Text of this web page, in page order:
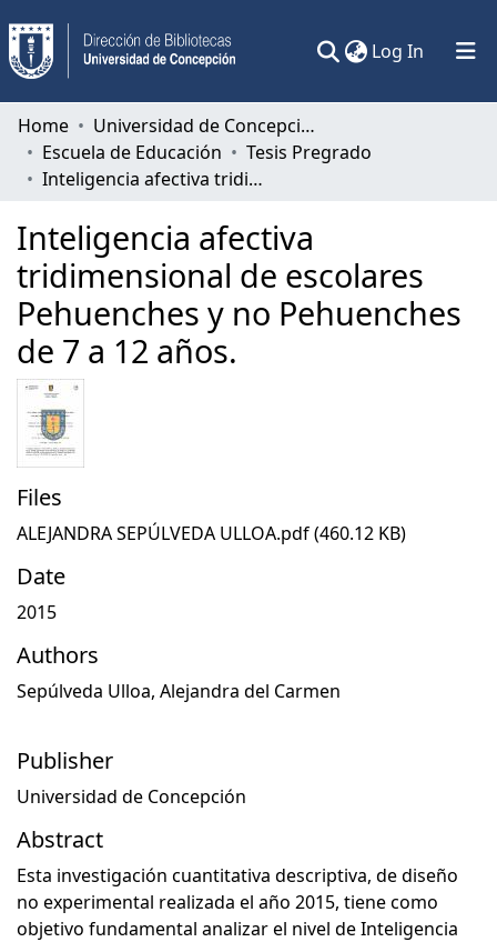
Log In (current)
Communities & Collections
All of DSpace
Home
Universidad de Concepción
Escuela de Educación
Tesis Pregrado
Inteligencia afectiva tridimensional de escolares Pehuenches y no Pehuenches de 7 a 12 años.
Inteligencia afectiva
tridimensional de escolares
Pehuenches y no Pehuenches
de 7 a 12 años.
Files
ALEJANDRA SEPÚLVEDA ULLOA.pdf(460.12 KB)
Date
2015
Authors
Sepúlveda Ulloa, Alejandra del Carmen
Publisher
Universidad de Concepción
Abstract
Esta investigación cuantitativa descriptiva, de diseño
no experimental realizada el año 2015, tiene como
objetivo fundamental analizar el nivel de Inteligencia